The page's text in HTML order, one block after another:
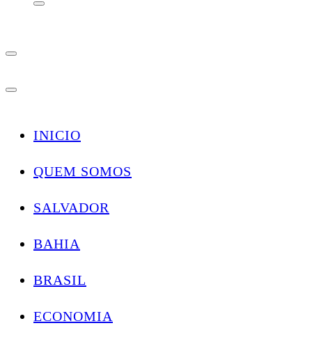
INICIO
QUEM SOMOS
SALVADOR
BAHIA
BRASIL
ECONOMIA